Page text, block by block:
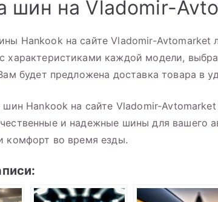
шин на Vladomir-
Hankook на сайте Vladomir-Avtomarket
характеристиками каждой модели,
будет предложена доставка товара в
шин Hankook на сайте Vladomir-
и надежные шины для вашего
комфорт во время езды.